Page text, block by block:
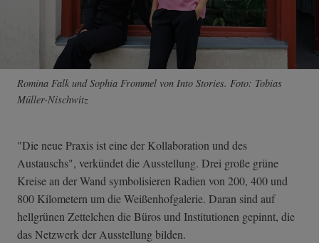
Romina Falk und Sophia Frommel von Into Stories. Foto: Tobias
Müller-Nischwitz
"Die neue Praxis ist eine der Kollaboration und des
Austauschs", verkündet die Ausstellung. Drei große grüne
Kreise an der Wand symbolisieren Radien von 200, 400 und
800 Kilometern um die Weißenhofgalerie. Daran sind auf
hellgrünen Zettelchen die Büros und Institutionen gepinnt, die
das Netzwerk der Ausstellung bilden.